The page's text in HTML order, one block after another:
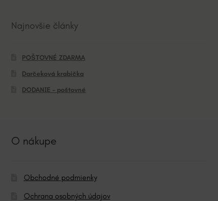
Najnovšie články
POŠTOVNÉ ZDARMA
Darčeková krabička
DODANIE – poštovné
O nákupe
Obchodné podmienky
Ochrana osobných údajov